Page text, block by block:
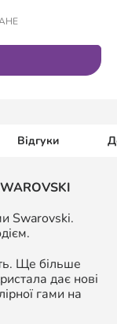
Відгуки
Swarovski.
Ще більше
дає нові
гами на